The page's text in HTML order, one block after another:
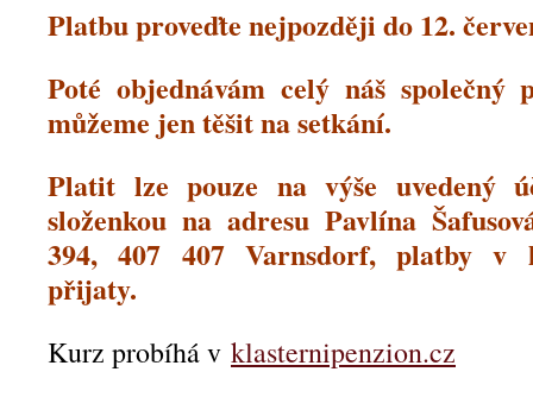
Platbu proveďte nejpozději do 12.
Poté objednávám celý náš
můžeme jen těšit na setkání.
Platit lze pouze na výše uvedený
složenkou na adresu Pavlína
394, 407 407 Varnsdorf, platby v
přijaty.
Kurz probíhá v klasternipenzion.cz